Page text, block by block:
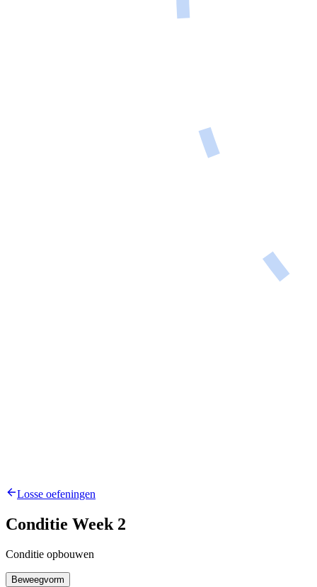
Losse oefeningen
Conditie Week 2
Conditie opbouwen
Beweegvorm